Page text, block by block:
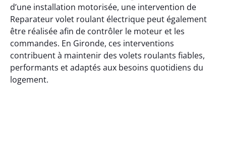
d’une installation motorisée, une intervention de
Reparateur volet roulant électrique peut également
être réalisée afin de contrôler le moteur et les
commandes. En Gironde, ces interventions
contribuent à maintenir des volets roulants fiables,
performants et adaptés aux besoins quotidiens du
logement.